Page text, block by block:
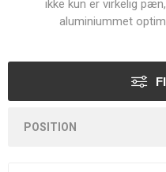
ikke kun er virkelig
aluminiummet